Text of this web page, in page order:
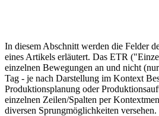
In diesem Abschnitt werden die Felder
eines Artikels erläutert. Das ETR
einzelnen Bewegungen an und nicht
Tag - je nach Darstellung im Kontext
Produktionsplanung oder
einzelnen Zeilen/Spalten per
diversen Sprungmöglichkeiten versehen.